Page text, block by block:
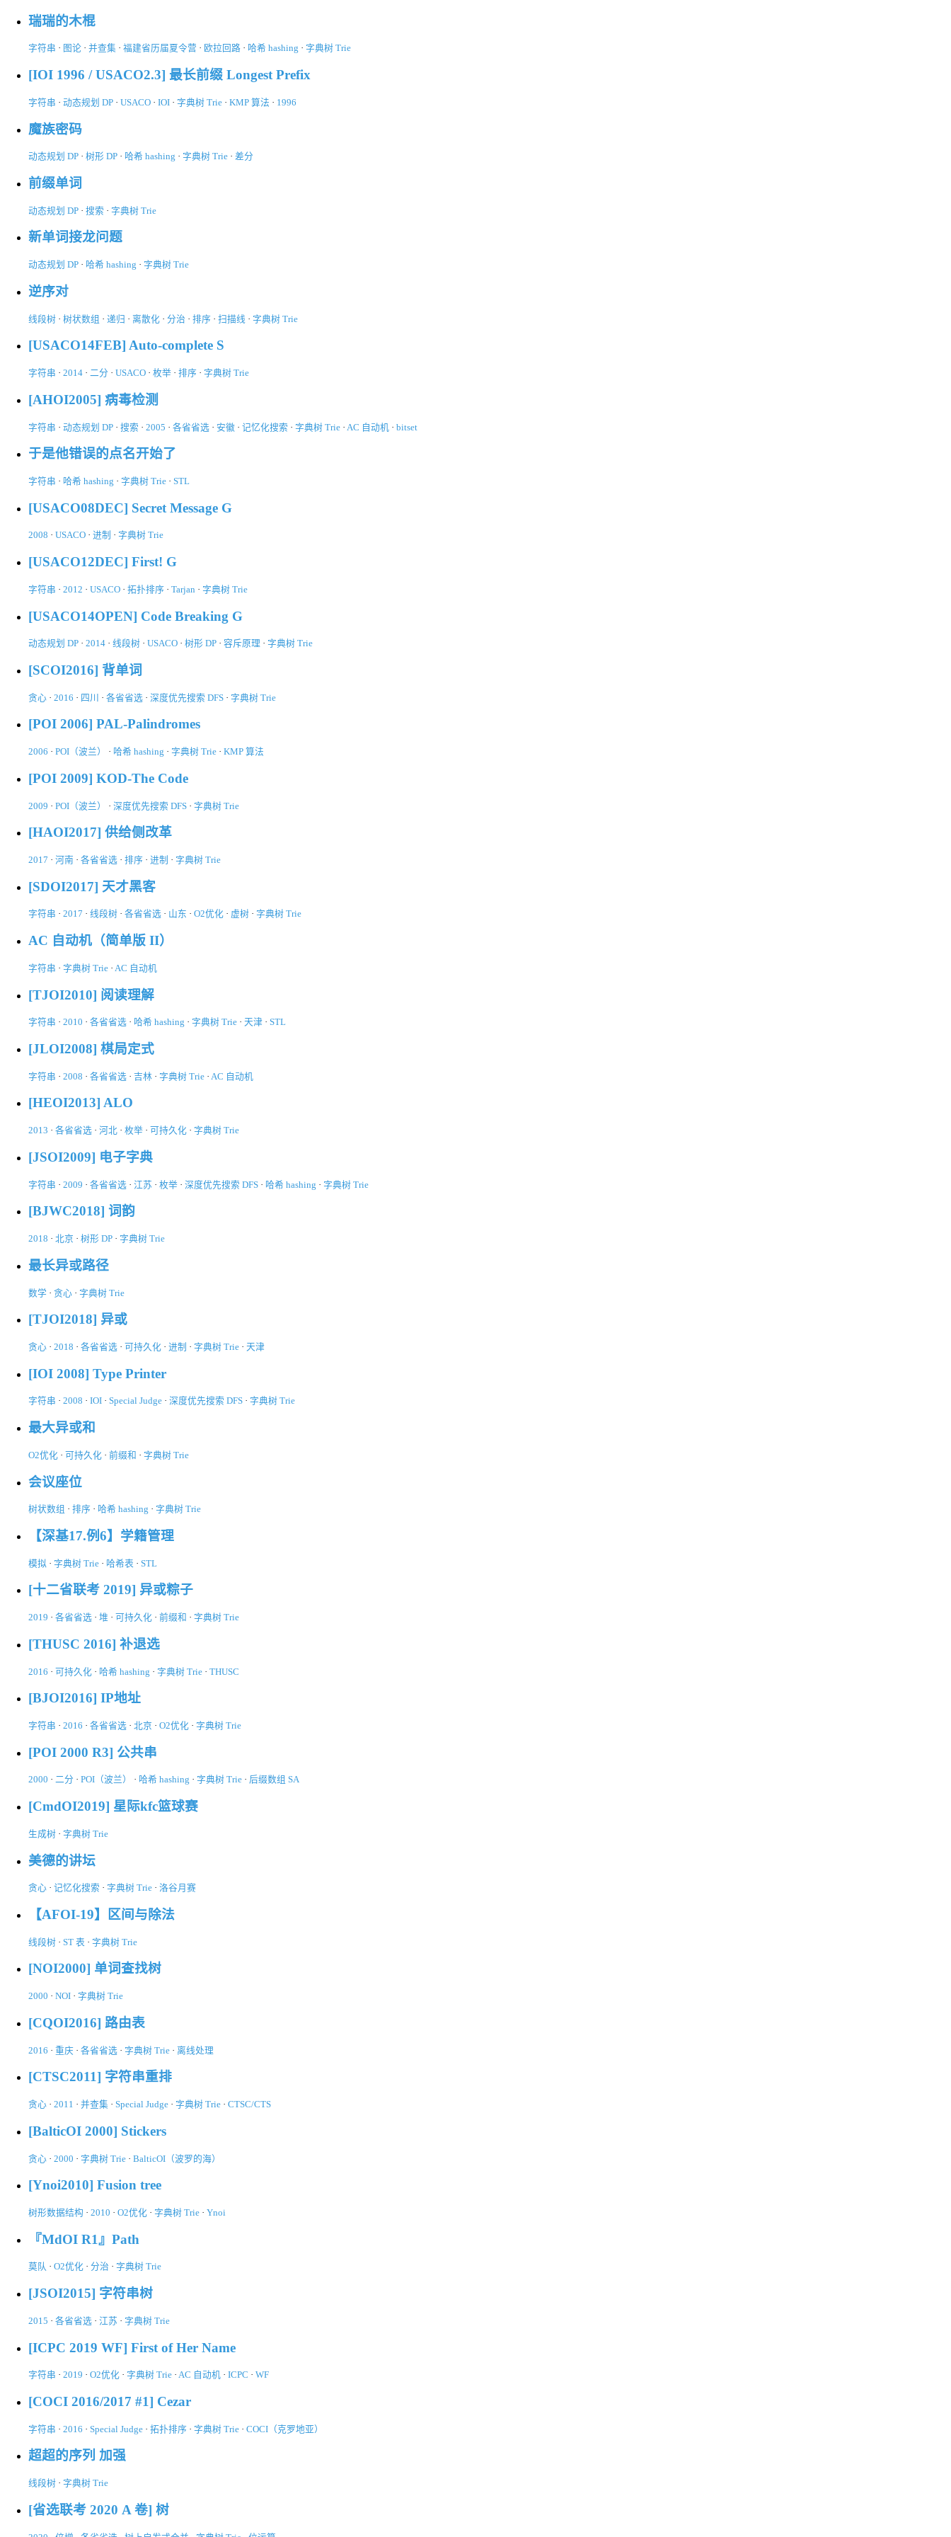
瑞瑞的木棍
字符串 · 图论 · 并查集 · 福建省历届夏令营 · 欧拉回路 · 哈希 hashing · 字典树 Trie
[IOI 1996 / USACO2.3] 最长前缀 Longest Prefix
字符串 · 动态规划 DP · USACO · IOI · 字典树 Trie · KMP 算法 · 1996
魔族密码
动态规划 DP · 树形 DP · 哈希 hashing · 字典树 Trie · 差分
前缀单词
动态规划 DP · 搜索 · 字典树 Trie
新单词接龙问题
动态规划 DP · 哈希 hashing · 字典树 Trie
逆序对
线段树 · 树状数组 · 递归 · 离散化 · 分治 · 排序 · 扫描线 · 字典树 Trie
[USACO14FEB] Auto-complete S
字符串 · 2014 · 二分 · USACO · 枚举 · 排序 · 字典树 Trie
[AHOI2005] 病毒检测
字符串 · 动态规划 DP · 搜索 · 2005 · 各省省选 · 安徽 · 记忆化搜索 · 字典树 Trie · AC 自动机 · bitset
于是他错误的点名开始了
字符串 · 哈希 hashing · 字典树 Trie · STL
[USACO08DEC] Secret Message G
2008 · USACO · 进制 · 字典树 Trie
[USACO12DEC] First! G
字符串 · 2012 · USACO · 拓扑排序 · Tarjan · 字典树 Trie
[USACO14OPEN] Code Breaking G
动态规划 DP · 2014 · 线段树 · USACO · 树形 DP · 容斥原理 · 字典树 Trie
[SCOI2016] 背单词
贪心 · 2016 · 四川 · 各省省选 · 深度优先搜索 DFS · 字典树 Trie
[POI 2006] PAL-Palindromes
2006 · POI（波兰） · 哈希 hashing · 字典树 Trie · KMP 算法
[POI 2009] KOD-The Code
2009 · POI（波兰） · 深度优先搜索 DFS · 字典树 Trie
[HAOI2017] 供给侧改革
2017 · 河南 · 各省省选 · 排序 · 进制 · 字典树 Trie
[SDOI2017] 天才黑客
字符串 · 2017 · 线段树 · 各省省选 · 山东 · O2优化 · 虚树 · 字典树 Trie
AC 自动机（简单版 II）
字符串 · 字典树 Trie · AC 自动机
[TJOI2010] 阅读理解
字符串 · 2010 · 各省省选 · 哈希 hashing · 字典树 Trie · 天津 · STL
[JLOI2008] 棋局定式
字符串 · 2008 · 各省省选 · 吉林 · 字典树 Trie · AC 自动机
[HEOI2013] ALO
2013 · 各省省选 · 河北 · 枚举 · 可持久化 · 字典树 Trie
[JSOI2009] 电子字典
字符串 · 2009 · 各省省选 · 江苏 · 枚举 · 深度优先搜索 DFS · 哈希 hashing · 字典树 Trie
[BJWC2018] 词韵
2018 · 北京 · 树形 DP · 字典树 Trie
最长异或路径
数学 · 贪心 · 字典树 Trie
[TJOI2018] 异或
贪心 · 2018 · 各省省选 · 可持久化 · 进制 · 字典树 Trie · 天津
[IOI 2008] Type Printer
字符串 · 2008 · IOI · Special Judge · 深度优先搜索 DFS · 字典树 Trie
最大异或和
O2优化 · 可持久化 · 前缀和 · 字典树 Trie
会议座位
树状数组 · 排序 · 哈希 hashing · 字典树 Trie
【深基17.例6】学籍管理
模拟 · 字典树 Trie · 哈希表 · STL
[十二省联考 2019] 异或粽子
2019 · 各省省选 · 堆 · 可持久化 · 前缀和 · 字典树 Trie
[THUSC 2016] 补退选
2016 · 可持久化 · 哈希 hashing · 字典树 Trie · THUSC
[BJOI2016] IP地址
字符串 · 2016 · 各省省选 · 北京 · O2优化 · 字典树 Trie
[POI 2000 R3] 公共串
2000 · 二分 · POI（波兰） · 哈希 hashing · 字典树 Trie · 后缀数组 SA
[CmdOI2019] 星际kfc篮球赛
生成树 · 字典树 Trie
美德的讲坛
贪心 · 记忆化搜索 · 字典树 Trie · 洛谷月赛
【AFOI-19】区间与除法
线段树 · ST 表 · 字典树 Trie
[NOI2000] 单词查找树
2000 · NOI · 字典树 Trie
[CQOI2016] 路由表
2016 · 重庆 · 各省省选 · 字典树 Trie · 离线处理
[CTSC2011] 字符串重排
贪心 · 2011 · 并查集 · Special Judge · 字典树 Trie · CTSC/CTS
[BalticOI 2000] Stickers
贪心 · 2000 · 字典树 Trie · BalticOI（波罗的海）
[Ynoi2010] Fusion tree
树形数据结构 · 2010 · O2优化 · 字典树 Trie · Ynoi
『MdOI R1』Path
莫队 · O2优化 · 分治 · 字典树 Trie
[JSOI2015] 字符串树
2015 · 各省省选 · 江苏 · 字典树 Trie
[ICPC 2019 WF] First of Her Name
字符串 · 2019 · O2优化 · 字典树 Trie · AC 自动机 · ICPC · WF
[COCI 2016/2017 #1] Cezar
字符串 · 2016 · Special Judge · 拓扑排序 · 字典树 Trie · COCI（克罗地亚）
超超的序列 加强
线段树 · 字典树 Trie
[省选联考 2020 A 卷] 树